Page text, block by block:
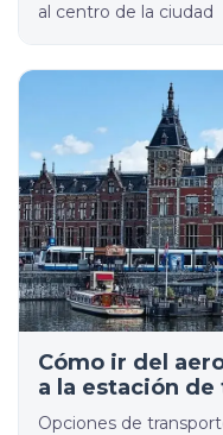
al centro de la ciudad
Cómo ir del
a la estación de
Opciones de